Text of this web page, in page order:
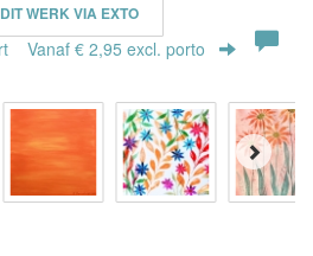
WERK VIA EXTO
Vanaf € 2,95 excl. porto